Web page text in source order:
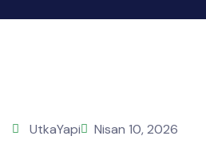
UtkaYapi Nisan 10, 2026